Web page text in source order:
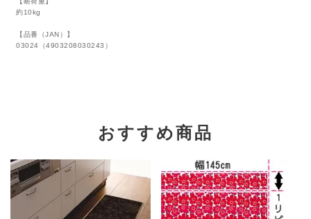
約10kg
【品番（JAN）】
03024（4903208030243）
おすすめ商品